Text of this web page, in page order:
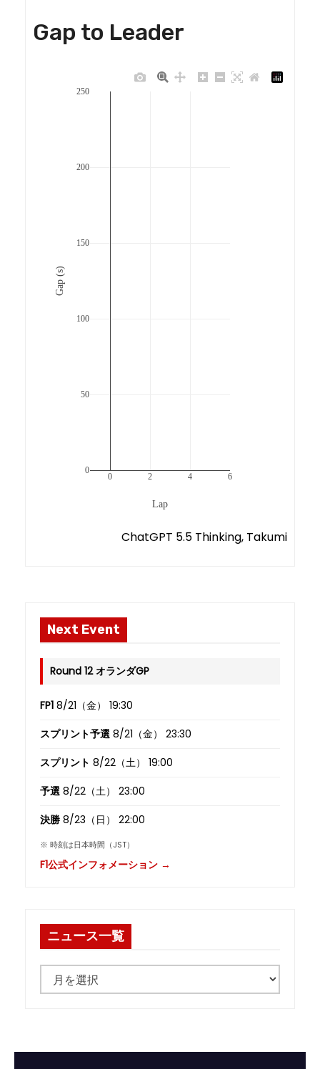
Gap to Leader
0 2 4 6
0
50
100
150
200
250
Lap
Gap (s)
ChatGPT 5.5 Thinking, Takumi
Next Event
Round 12 オランダGP
FP1 8/21（金） 19:30
スプリント予選 8/21（金） 23:30
スプリント 8/22（土） 19:00
予選 8/22（土） 23:00
決勝 8/23（日） 22:00
※ 時刻は日本時間（JST）
F1公式インフォメーション →
ニュース一覧
ュ
一